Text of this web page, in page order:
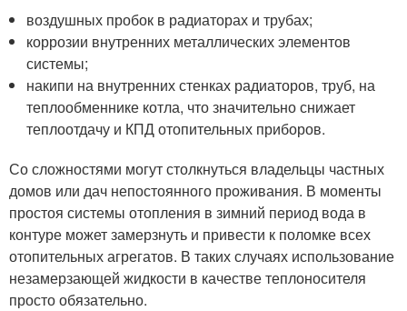
воздушных пробок в радиаторах и трубах;
коррозии внутренних металлических элементов
системы;
накипи на внутренних стенках радиаторов, труб, на
теплообменнике котла, что значительно снижает
теплоотдачу и КПД отопительных приборов.
Со сложностями могут столкнуться владельцы частных
домов или дач непостоянного проживания. В моменты
простоя системы отопления в зимний период вода в
контуре может замерзнуть и привести к поломке всех
отопительных агрегатов. В таких случаях использование
незамерзающей жидкости в качестве теплоносителя
просто обязательно.